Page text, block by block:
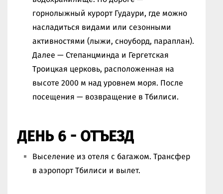
горнолыжный курорт Гудаури, где можно
насладиться видами или сезонными
активностями (лыжи, сноуборд, параплан).
Далее — Степанцминда и Гергетская
Троицкая церковь, расположенная на
высоте 2000 м над уровнем моря. После
посещения — возвращение в Тбилиси.
ДЕНЬ 6 - ОТЪЕЗД
Выселение из отеля с багажом. Трансфер
в аэропорт Тбилиси и вылет.